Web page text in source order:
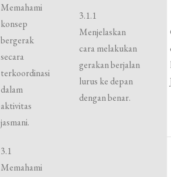
Memahami
konsep
bergerak
secara
terkoordinasi
dalam
aktivitas
jasmani.
3.1.1
Menjelaskan
cara melakukan
gerakan berjalan
lurus ke depan
dengan benar.
3.1
Memahami